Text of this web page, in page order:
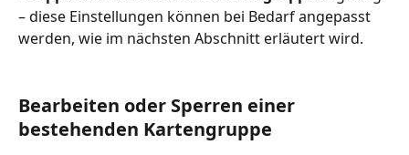
– diese Einstellungen können bei Bedarf angepasst
werden, wie im nächsten Abschnitt erläutert wird.
Bearbeiten oder Sperren einer
bestehenden Kartengruppe